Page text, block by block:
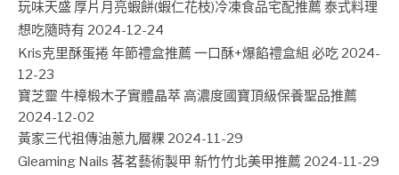
玩味天盛 厚片月亮蝦餅(蝦仁花枝)冷凍食品宅配推薦 泰式料理
想吃隨時有 2024-12-24
Kris克里酥蛋捲 年節禮盒推薦 一口酥+爆餡禮盒組 必吃 2024-
12-23
寶芝靈 牛樟椴木子實體晶萃 高濃度國寶頂級保養聖品推薦
2024-12-02
黃家三代祖傳油蔥九層粿 2024-11-29
Gleaming Nails 茖茗藝術製甲 新竹竹北美甲推薦 2024-11-29